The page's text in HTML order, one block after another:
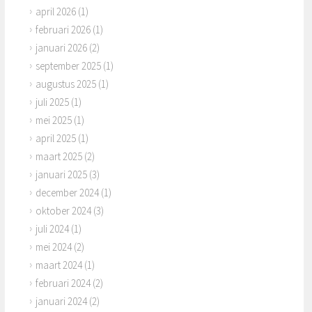
april 2026 (1)
februari 2026 (1)
januari 2026 (2)
september 2025 (1)
augustus 2025 (1)
juli 2025 (1)
mei 2025 (1)
april 2025 (1)
maart 2025 (2)
januari 2025 (3)
december 2024(1)
oktober 2024(3)
juli 2024(1)
mei 2024(2)
maart 2024(1)
februari 2024(2)
januari 2024(2)